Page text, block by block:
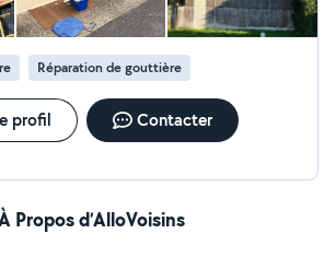
Réparation de gouttière
profil Contacter
Propos d’AlloVoisins